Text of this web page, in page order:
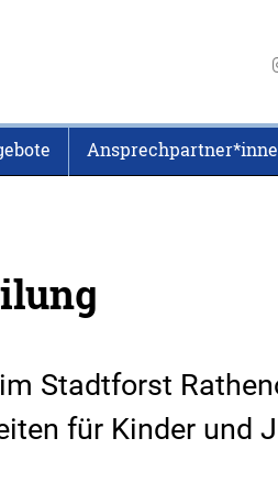
Stadtforst
für Kinder und